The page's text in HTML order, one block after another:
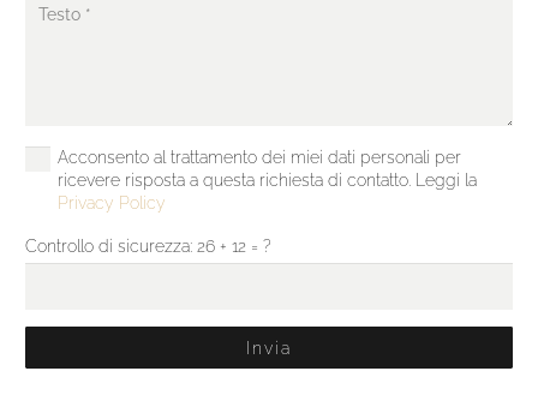
Acconsento al trattamento dei miei dati personali per
ricevere risposta a questa richiesta di contatto. Leggi la
Privacy Policy
Controllo di sicurezza: 26 + 12 = ?
Invia